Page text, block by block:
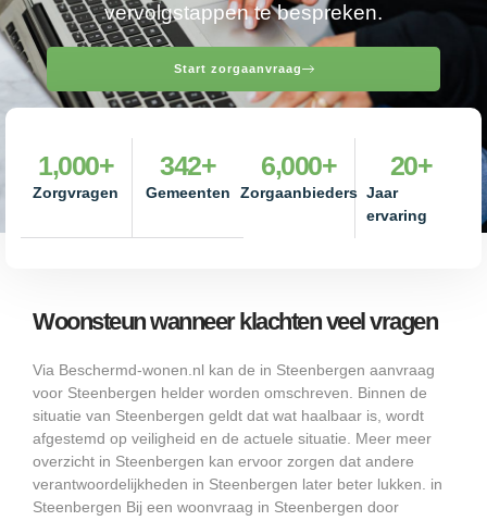
vervolgstappen te bespreken.
Start zorgaanvraag
Zorgvragen
1,000+
Gemeenten
342+
Zorgaanbieders
6,000+
Jaar
ervaring
20+
Woonsteun wanneer klachten veel vragen
Via Beschermd-wonen.nl kan de in Steenbergen aanvraag
voor Steenbergen helder worden omschreven. Binnen de
situatie van Steenbergen geldt dat wat haalbaar is, wordt
afgestemd op veiligheid en de actuele situatie. Meer meer
overzicht in Steenbergen kan ervoor zorgen dat andere
verantwoordelijkheden in Steenbergen later beter lukken. in
Steenbergen Bij een woonvraag in Steenbergen door